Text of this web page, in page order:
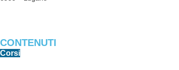
CONTENUTI
Corsi